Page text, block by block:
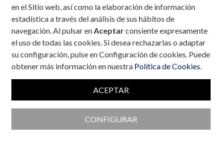
en el Sitio web, así como la elaboración de información
estadística a través del análisis de sus hábitos de
navegación. Al pulsar enAceptarconsiente expresamente
el uso de todas las cookies. Si desea rechazarlas o adaptar
su configuración, pulse en Configuración de cookies. Puede
obtener más información en nuestra Política de Cookies.
ACEPTAR
CONFIGURAR
28 de febrero, 2003
Descargar fichero de la noticia completa (formato
pdf)